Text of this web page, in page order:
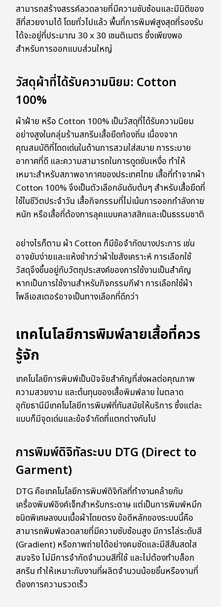
สามารถสร้างสรรค์ลวดลายที่มีความซับซ้อนและมีมิติของ
สีที่สวยงามได้ โดยทั่วไปแล้ว พื้นที่การพิมพ์สูงสุดที่รองรับ
ได้จะอยู่ที่ประมาณ 30 x 30 เซนติเมตร ซึ่งเพียงพอ
สำหรับการออกแบบส่วนใหญ่
วัสดุผ้าที่ได้รับความนิยม: Cotton
100%
ผ้าฝ้าย หรือ Cotton 100% เป็นวัสดุที่ได้รับความนิยม
อย่างสูงในกลุ่มร้านสกรีนเสื้อยืดท้องถิ่น เนื่องจาก
คุณสมบัติที่โดดเด่นในด้านการสวมใส่สบาย การระบาย
อากาศที่ดี และความสามารถในการดูดซับเหงื่อ ทำให้
เหมาะสำหรับสภาพอากาศของประเทศไทย เสื้อที่ทำจากผ้า
Cotton 100% จึงเป็นตัวเลือกอันดับต้นๆ สำหรับเสื้อยืดที่
ใช้ในชีวิตประจำวัน เสื้อกิจกรรมที่ไม่เน้นการออกกำลังกาย
หนัก หรือเสื้อที่ต้องการลุคแบบคลาสสิกและเป็นธรรมชาติ
อย่างไรก็ตาม ผ้า Cotton ก็มีข้อจำกัดบางประการ เช่น
อาจยับง่ายและแห้งช้ากว่าผ้าใยสังเคราะห์ การเลือกใช้
วัสดุจึงขึ้นอยู่กับวัตถุประสงค์ของการใช้งานเป็นสำคัญ
หากเป็นการใช้งานสำหรับกิจกรรมกีฬา การเลือกใช้ผ้า
โพลีเอสเตอร์อาจเป็นทางเลือกที่ดีกว่า
เทคโนโลยีการพิมพ์ลายเสื้อที่ควร
รู้จัก
เทคโนโลยีการพิมพ์เป็นปัจจัยสำคัญที่ส่งผลต่อคุณภาพ
ความสวยงาม และต้นทุนของเสื้อพิมพ์ลาย ในตลาด
อุทัยธานีมีเทคโนโลยีการพิมพ์ที่ทันสมัยให้บริการ ซึ่งแต่ละ
แบบก็มีจุดเด่นและข้อจำกัดที่แตกต่างกันไป
การพิมพ์ดิจิทัลระบบ DTG (Direct to
Garment)
DTG คือเทคโนโลยีการพิมพ์ดิจิทัลที่ทำงานคล้ายกับ
เครื่องพิมพ์อิงค์เจ็ทสำหรับกระดาษ แต่เป็นการพิมพ์หมึก
ชนิดพิเศษลงบนเนื้อผ้าโดยตรง ข้อดีหลักของระบบนี้คือ
สามารถพิมพ์ลวดลายที่มีความซับซ้อนสูง มีการไล่ระดับสี
(Gradient) หรือภาพถ่ายได้อย่างคมชัดและมีสีสันสดใส
สมจริง ไม่มีการจำกัดจำนวนสีที่ใช้ และไม่ต้องทำบล็อก
สกรีน ทำให้เหมาะกับงานที่ผลิตจำนวนน้อยชิ้นหรืองานที่
ต้องการความรวดเร็ว